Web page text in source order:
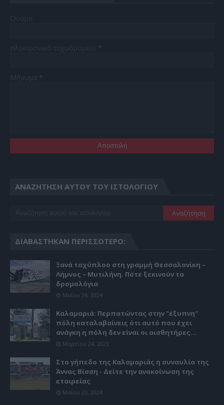
ΑΝΑΖΉΤΗΣΗ ΑΥΤΟΎ ΤΟΥ ΙΣΤΟΛΟΓΊΟΥ
ΔΙΑΒΆΣΤΗΚΑΝ ΠΕΡΙΣΣΌΤΕΡΟ:
Ξανά ταχύπλοο στη γραμμή Θεσσαλονίκη –
Λήμνος – Μυτιλήνη. Πότε ξεκινούν τα
δρομολόγια
Μαΐου 26, 2024
Καλαμαριά: Περπατώντας στην "έξυπνη"
πόλη καταλαβαίνεις ότι αυτό που έχει
ανάγκη η πόλη δεν είναι οι αισθητήρες...
Μαρτίου 24, 2023
Στο γήπεδο της Καλαμαριάς η συναυλία της
Άννας Βίσση - Δείτε την ανακοίνωση της
εταιρείας
Μαΐου 23, 2024